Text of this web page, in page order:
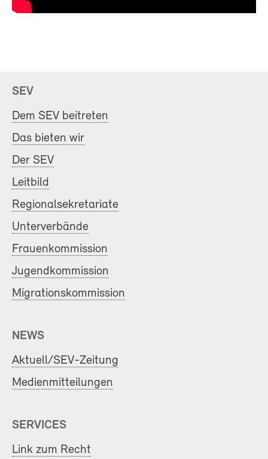
SEV
Dem SEV beitreten
Das bieten wir
Der SEV
Leitbild
Regionalsekretariate
Unterverbände
Frauenkommission
Jugendkommission
Migrationskommission
NEWS
Aktuell/SEV-Zeitung
Medienmitteilungen
SERVICES
Link zum Recht